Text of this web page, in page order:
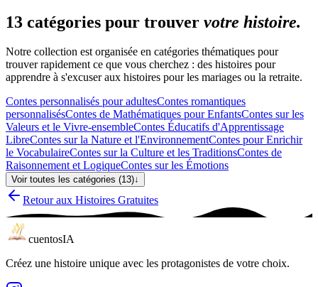
13 catégories pour trouver votre histoire.
Notre collection est organisée en catégories thématiques pour
trouver rapidement ce que vous cherchez : des histoires pour
apprendre à s'excuser aux histoires pour les mariages ou la retraite.
Contes personnalisés pour adultesContes romantiques
personnalisésContes de Mathématiques pour EnfantsContes sur les
Valeurs et le Vivre-ensembleContes Éducatifs d'Apprentissage
LibreContes sur la Nature et l'EnvironnementContes pour Enrichir
le VocabulaireContes sur la Culture et les TraditionsContes de
Raisonnement et LogiqueContes sur les Émotions
Voir toutes les catégories (13)↓
Retour aux Histoires Gratuites
cuentosIA
Créez une histoire unique avec les protagonistes de votre choix.